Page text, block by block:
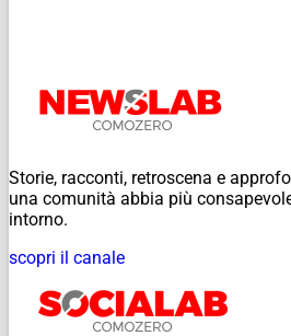
Storie, racconti, retroscena e
una comunità abbia più
intorno.
scopri il canale